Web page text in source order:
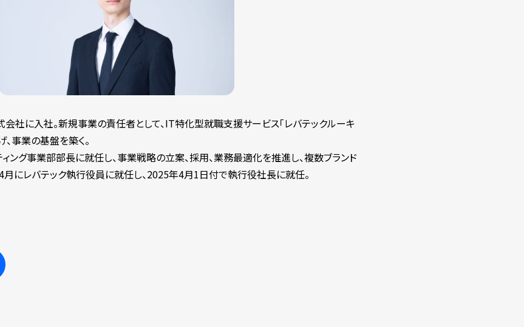
社に入社。新規事業の責任者として、IT特化型就職支援サービス「レバテックルーキ
事業の基盤を築く。
ング事業部部長に就任し、事業戦略の立案、採用、業務最適化を推進し、複数ブランド
にレバテック執行役員に就任し、2025年4月1日付で執行役社長に就任。